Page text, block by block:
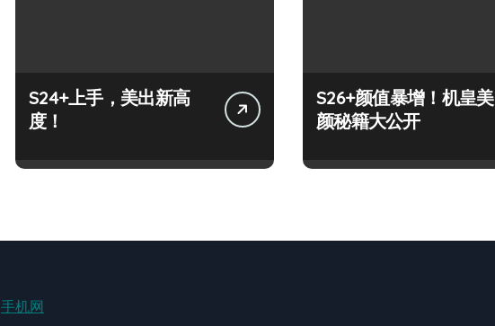
S24+上手，美出新高
度！
S26+颜值暴增！机皇美
颜秘籍大公开
手机网